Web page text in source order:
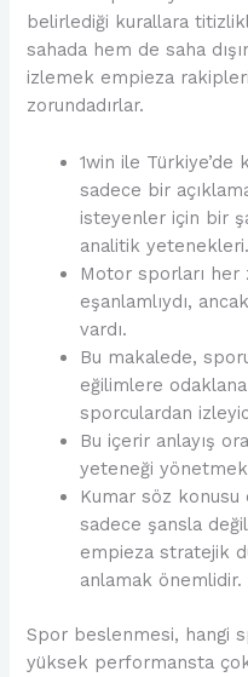
belirlediği kurallara
sahada hem de saha
izlemek empieza
zorundadırlar.
1win ile Türkiye’de
sadece bir
isteyenler için bir
analitik yetenekleri.
Motor sporları her
eşanlamlıydı,
vardı.
Bu makalede,
eğilimlere
sporculardan
Bu içerir anlayış
yeteneği yönetmek
Kumar söz konusu
sadece şansla
empieza stratejik
anlamak önemlidir.
Spor beslenmesi, hangi
yüksek performansta